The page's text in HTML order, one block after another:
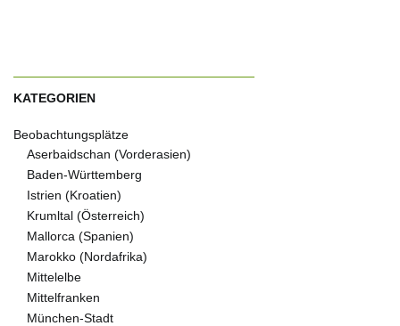
KATEGORIEN
Beobachtungsplätze
Aserbaidschan (Vorderasien)
Baden-Württemberg
Istrien (Kroatien)
Krumltal (Österreich)
Mallorca (Spanien)
Marokko (Nordafrika)
Mittelelbe
Mittelfranken
München-Stadt